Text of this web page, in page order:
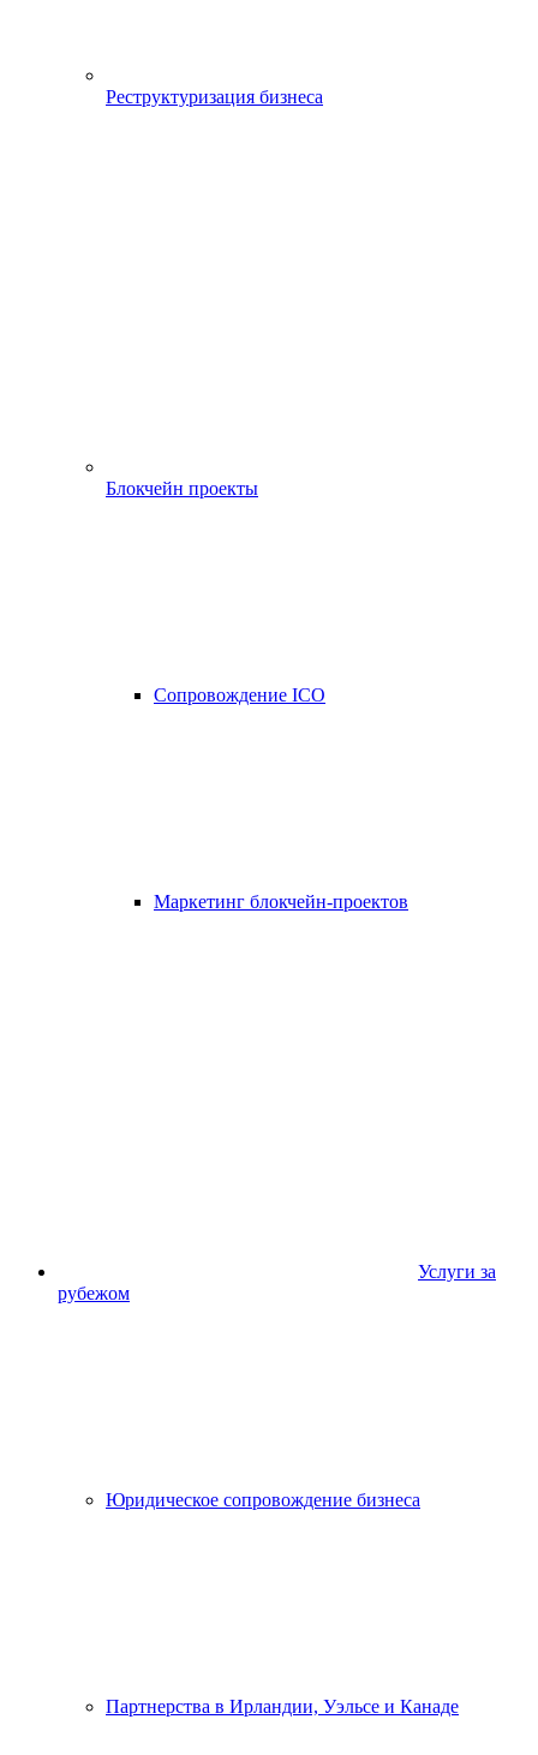
Реструктуризация бизнеса
Блокчейн проекты
Сопровождение ICO
Маркетинг блокчейн-проектов
Услуги за
рубежом
Юридическое сопровождение бизнеса
Партнерства в Ирландии, Уэльсе и Канаде